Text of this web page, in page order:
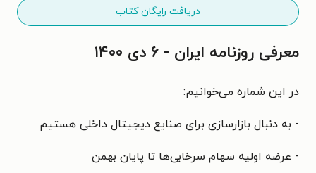
دریافت رایگان کتاب
معرفی روزنامه ایران - ۶ دی ۱۴۰۰
در این شماره می‌خوانیم:
- به دنبال بازارسازی برای صنایع دیجیتال داخلی هستیم
- عرضه اولیه سهام سرخابی‌ها تا پایان بهمن